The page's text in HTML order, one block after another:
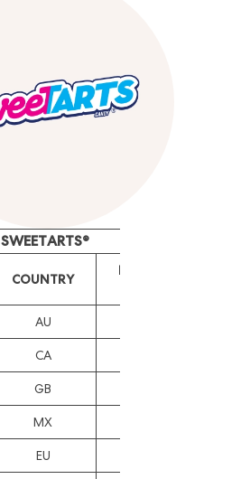
SWEETARTS®
COUNTRY
REG./DESIGN
AU
CA
GB
MX
EU